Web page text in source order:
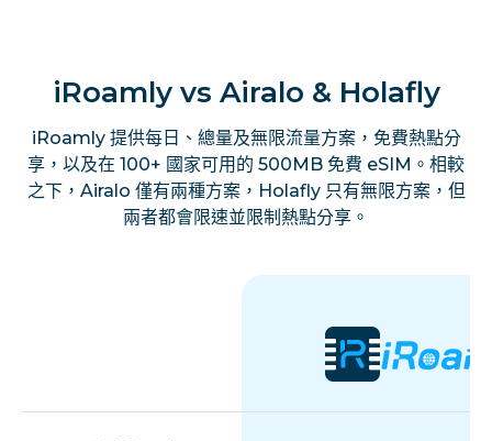
iRoamly vs Airalo & Holafly
iRoamly 提供每日、總量及無限流量方案，免費熱點分
享，以及在 100+ 國家可用的 500MB 免費 eSIM。相較
之下，Airalo 僅有兩種方案，Holafly 只有無限方案，但
兩者都會限速並限制熱點分享。